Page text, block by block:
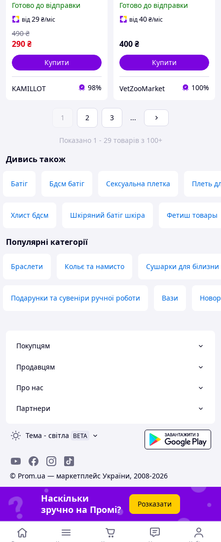
шнур, мотузка, трос)
Чорний-Хакі, Унісекс
WUKE
Готово до відправки
від29₴/міс
290₴
490 ₴
Купити
KAMILLOT 98%
іграшка з натуральної
шкіри та канату для
Готово до відправки
від40₴/міс
400₴
Купити
VetZooMarket 100%
1 2 3 ...
Показано 1 - 29 товарів з 100+
Дивись також
Батіг Бдсм батіг Сексуальна плетка Плеть
Хлист бдсм Шкіряний батіг шкіра Фетиш товары
Популярні категорії
Браслети Кольє та намисто Сушарки для білизни
Подарунки та сувеніри ручної роботи Вази
Покупцям
Продавцям
Про нас
Партнери
Тема - світла BETA
© Prom.ua — маркетплейс України, 2008-2026
Наскільки
зручно на Промі?
Розказати